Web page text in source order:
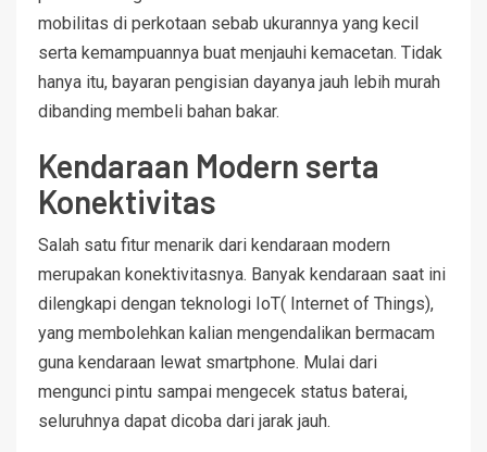
mobilitas di perkotaan sebab ukurannya yang kecil
serta kemampuannya buat menjauhi kemacetan. Tidak
hanya itu, bayaran pengisian dayanya jauh lebih murah
dibanding membeli bahan bakar.
Kendaraan Modern serta
Konektivitas
Salah satu fitur menarik dari kendaraan modern
merupakan konektivitasnya. Banyak kendaraan saat ini
dilengkapi dengan teknologi IoT( Internet of Things),
yang membolehkan kalian mengendalikan bermacam
guna kendaraan lewat smartphone. Mulai dari
mengunci pintu sampai mengecek status baterai,
seluruhnya dapat dicoba dari jarak jauh.